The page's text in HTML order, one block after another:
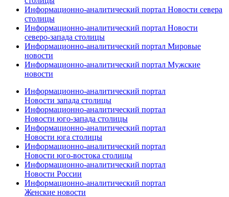
Информационно-аналитический портал Новости севера
столицы
Информационно-аналитический портал Новости
северо-запада столицы
Информационно-аналитический портал Мировые
новости
Информационно-аналитический портал Мужские
новости
Информационно-аналитический портал
Новости запада столицы
Информационно-аналитический портал
Новости юго-запада столицы
Информационно-аналитический портал
Новости юга столицы
Информационно-аналитический портал
Новости юго-востока столицы
Информационно-аналитический портал
Новости России
Информационно-аналитический портал
Женские новости